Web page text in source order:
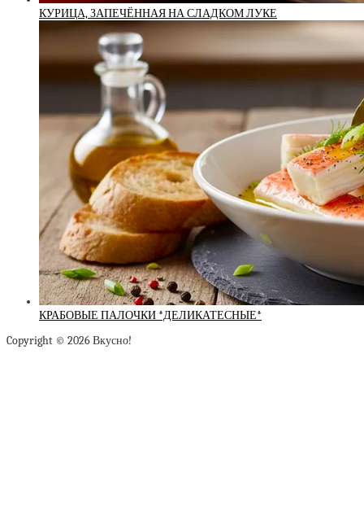
КУРИЦА, ЗАПЕЧЁННАЯ НА СЛАДКОМ ЛУКЕ
КРАБОВЫЕ ПАЛОЧКИ *ДЕЛИКАТЕСНЫЕ*
Copyright © 2026 Вкусно!